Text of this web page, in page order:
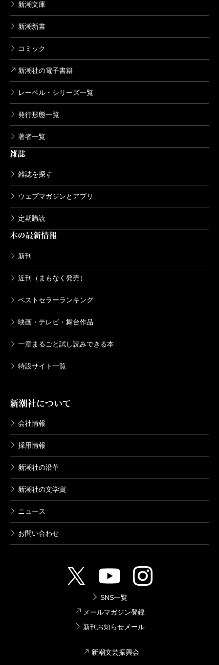
新潮文庫
新潮新書
コミック
新潮社の電子書籍
レーベル・シリーズ一覧
発行形態一覧
著者一覧
雑誌
雑誌を探す
ウェブマガジンとアプリ
定期購読
本の最新情報
新刊
近刊（まもなく発売）
ベストセラーランキング
映画・テレビ・舞台作品
一章まるごと試し読みできる本
特設サイト一覧
新潮社について
会社情報
採用情報
新潮社の沿革
新潮社の文学賞
ニュース
お問い合わせ
SNS一覧
メールマガジン登録
新刊お知らせメール
新潮文芸振興会